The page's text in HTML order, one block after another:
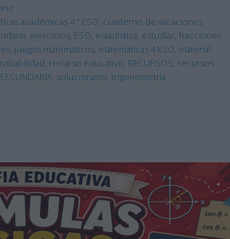
académicas 4.º ESO, cuaderno de vacaciones
, ejercicios, ESO, estadística, estudiar, fracciones
, juegos matemáticos, matemáticas 4 ESO, material
, recurso educativo, RECURSOS, recursos
SECUNDARIA, solucionario, trigonometría